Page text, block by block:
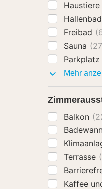
Hallenbad
Freibad
Sauna
Parkplatz
Mehr
Balkon
Terrasse
Kaffee